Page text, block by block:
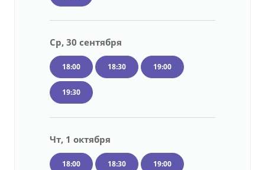
Ср, 30 сентября
18:00 18:30 19:00
19:30
Чт, 1 октября
18:00 18:30 19:00